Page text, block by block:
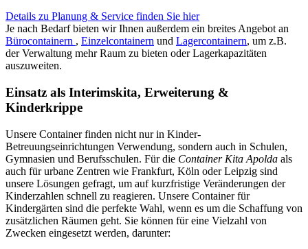
Details zu Planung & Service finden Sie hier
Je nach Bedarf bieten wir Ihnen außerdem ein breites Angebot an
Bürocontainern , Einzelcontainern und Lagercontainern, um z.B.
der Verwaltung mehr Raum zu bieten oder Lagerkapazitäten
auszuweiten.
Einsatz als Interimskita, Erweiterung &
Kinderkrippe
Unsere Container finden nicht nur in Kinder-
Betreuungseinrichtungen Verwendung, sondern auch in Schulen,
Gymnasien und Berufsschulen. Für die Container Kita Apolda als
auch für urbane Zentren wie Frankfurt, Köln oder Leipzig sind
unsere Lösungen gefragt, um auf kurzfristige Veränderungen der
Kinderzahlen schnell zu reagieren. Unsere Container für
Kindergärten sind die perfekte Wahl, wenn es um die Schaffung von
zusätzlichen Räumen geht. Sie können für eine Vielzahl von
Zwecken eingesetzt werden, darunter: